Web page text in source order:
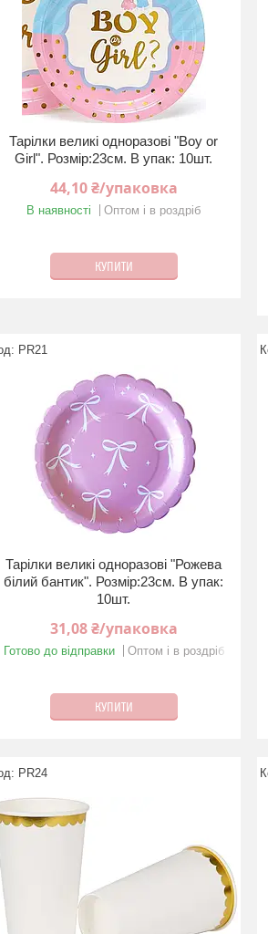
Тарілки великі одноразові "Boy or
Girl". Розмір:23см. В упак: 10шт.
44,10 ₴/упаковка
В наявності Оптом і в роздріб
КУПИТИ
PR21
Тарілки великі одноразові "Рожева
бiлий бантик". Розмір:23см. В упак:
10шт.
31,08 ₴/упаковка
Готово до відправки Оптом і в роздріб
КУПИТИ
PR24